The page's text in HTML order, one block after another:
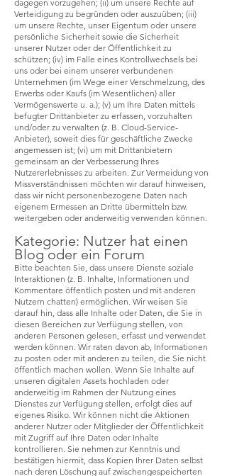
dagegen vorzugehen; (ii) um unsere Rechte auf
Verteidigung zu begründen oder auszuüben; (iii)
um unsere Rechte, unser Eigentum oder unsere
persönliche Sicherheit sowie die Sicherheit
unserer Nutzer oder der Öffentlichkeit zu
schützen; (iv) im Falle eines Kontrollwechsels bei
uns oder bei einem unserer verbundenen
Unternehmen (im Wege einer Verschmelzung, des
Erwerbs oder Kaufs (im Wesentlichen) aller
Vermögenswerte u. a.); (v) um Ihre Daten mittels
befugter Drittanbieter zu erfassen, vorzuhalten
und/oder zu verwalten (z. B. Cloud-Service-
Anbieter), soweit dies für geschäftliche Zwecke
angemessen ist; (vi) um mit Drittanbietern
gemeinsam an der Verbesserung Ihres
Nutzererlebnisses zu arbeiten. Zur Vermeidung von
Missverständnissen möchten wir darauf hinweisen,
dass wir nicht personenbezogene Daten nach
eigenem Ermessen an Dritte übermitteln bzw.
weitergeben oder anderweitig verwenden können.
Kategorie: Nutzer hat einen
Blog oder ein Forum
Bitte beachten Sie, dass unsere Dienste soziale
Interaktionen (z. B. Inhalte, Informationen und
Kommentare öffentlich posten und mit anderen
Nutzern chatten) ermöglichen. Wir weisen Sie
darauf hin, dass alle Inhalte oder Daten, die Sie in
diesen Bereichen zur Verfügung stellen, von
anderen Personen gelesen, erfasst und verwendet
werden können. Wir raten davon ab, Informationen
zu posten oder mit anderen zu teilen, die Sie nicht
öffentlich machen wollen. Wenn Sie Inhalte auf
unseren digitalen Assets hochladen oder
anderweitig im Rahmen der Nutzung eines
Dienstes zur Verfügung stellen, erfolgt dies auf
eigenes Risiko. Wir können nicht die Aktionen
anderer Nutzer oder Mitglieder der Öffentlichkeit
mit Zugriff auf Ihre Daten oder Inhalte
kontrollieren. Sie nehmen zur Kenntnis und
bestätigen hiermit, dass Kopien Ihrer Daten selbst
nach deren Löschung auf zwischengespeicherten